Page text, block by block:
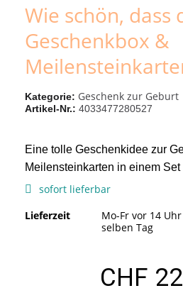
Wie schön, dass
Geschenkbox &
Kategorie Geschenk zur Geburt
Artikel-Nr. 4033477280527
Eine tolle Geschenkidee zur
Meilensteinkarten in einem Set
sofort lieferbar
Lieferzeit
Mo-Fr vor 14
selben Tag
CHF